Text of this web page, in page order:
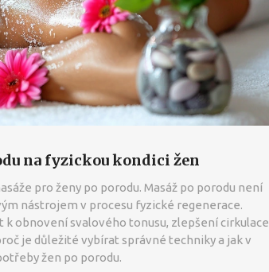
na fyzickou kondici žen
pro ženy po porodu. Masáž po porodu není
nástrojem v procesu fyzické regenerace.
k obnovení svalového tonusu, zlepšení cirkulace
je důležité vybírat správné techniky a jak v
žen po porodu.